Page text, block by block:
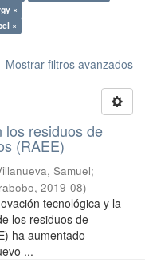
×
×
Mostrar filtros avanzados
los residuos de
(RAEE)
Samuel;
, 2019-08)
tecnológica y la
los residuos de
ha aumentado
...